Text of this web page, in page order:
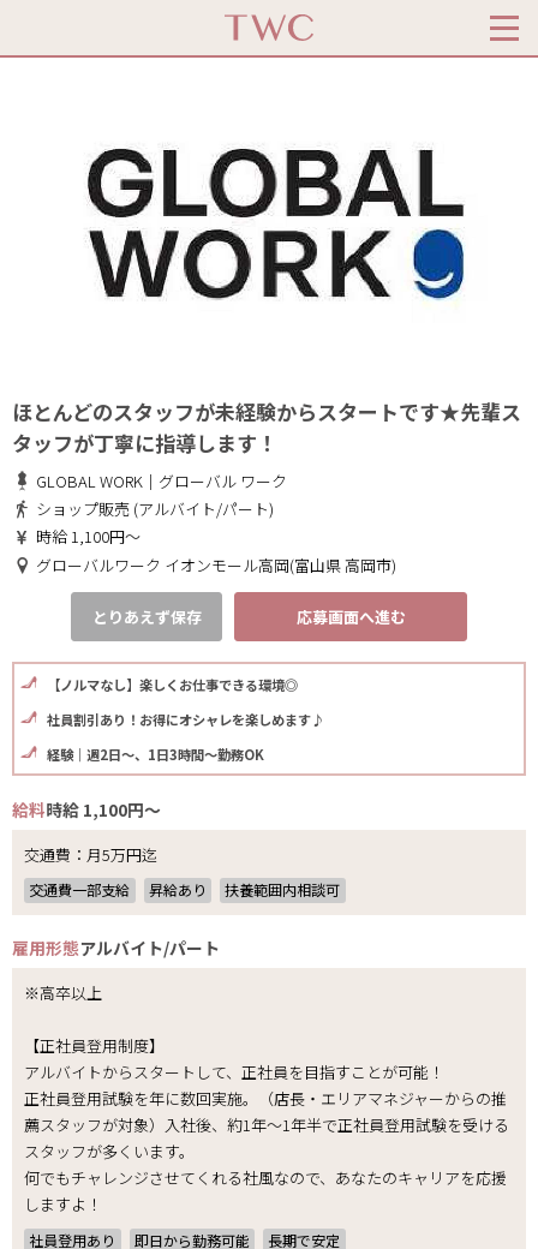
ほとんどのスタッフが未経験からスタートです★先輩ス
タッフが丁寧に指導します！
GLOBAL WORK｜グローバル ワーク
ショップ販売 (アルバイト/パート)
時給 1,100円～
グローバルワーク イオンモール高岡(富山県 高岡市)
とりあえず保存 応募画面へ進む
【ノルマなし】楽しくお仕事できる環境◎
社員割引あり！お得にオシャレを楽しめます♪
経験｜週2日～、1日3時間～勤務OK
給料時給 1,100円～
交通費：月5万円迄
交通費一部支給 昇給あり 扶養範囲内相談可
雇用形態アルバイト/パート
※高卒以上
【正社員登用制度】
アルバイトからスタートして、正社員を目指すことが可能！
正社員登用試験を年に数回実施。（店長・エリアマネジャーからの推
薦スタッフが対象）入社後、約1年～1年半で正社員登用試験を受ける
スタッフが多くいます。
何でもチャレンジさせてくれる社風なので、あなたのキャリアを応援
しますよ！
社員登用あり 即日から勤務可能 長期で安定